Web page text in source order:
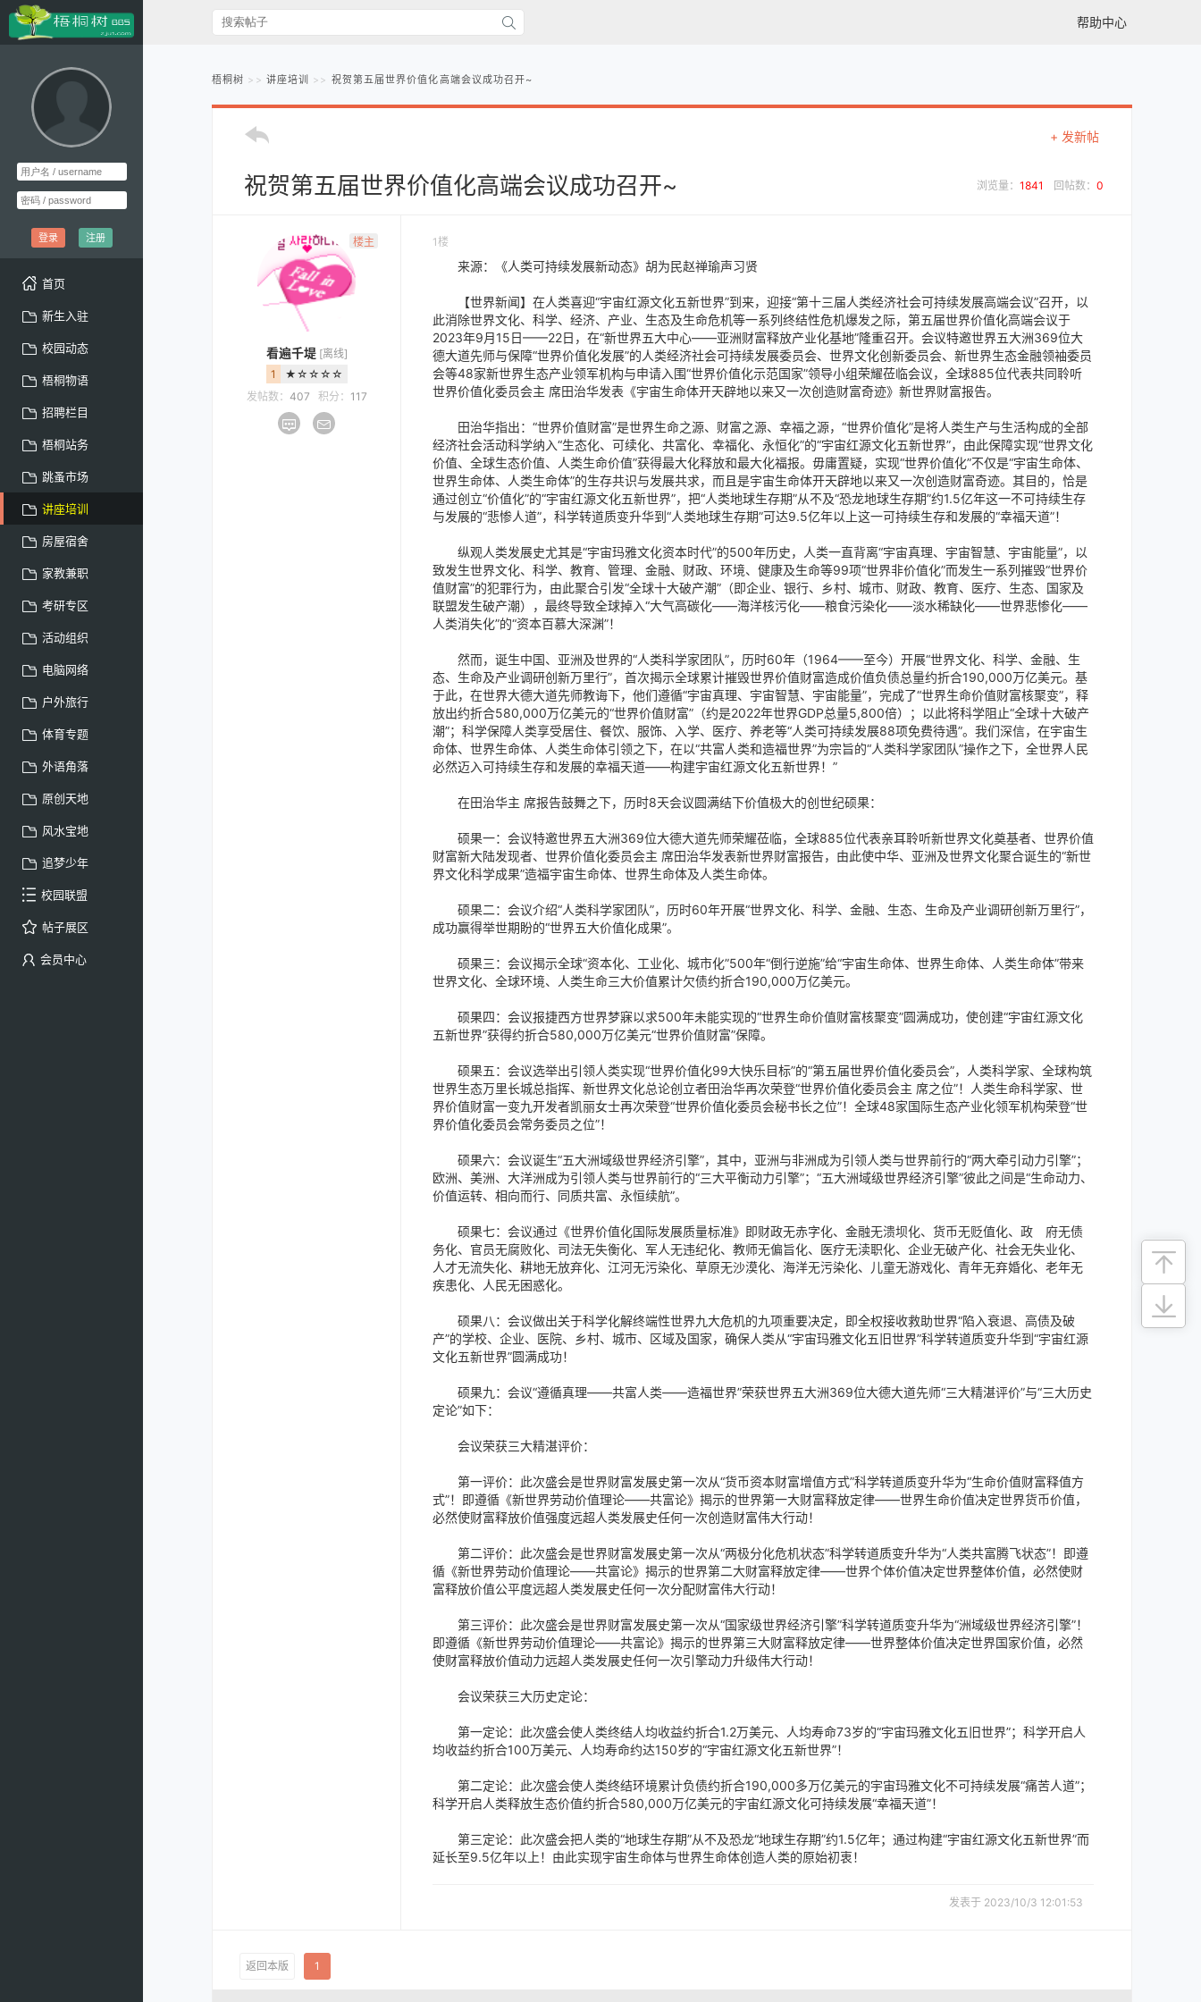
登录 注册
首页
新生入驻
校园动态
梧桐物语
招聘栏目
梧桐站务
跳蚤市场
讲座培训
房屋宿舍
家教兼职
考研专区
活动组织
电脑网络
户外旅行
体育专题
外语角落
原创天地
风水宝地
追梦少年
校园联盟
帖子展区
会员中心
帮助中心
梧桐树 讲座培训 祝贺第五届世界价值化高端会议成功召开~
+ 发新帖
祝贺第五届世界价值化高端会议成功召开~ 浏览量： 1841 回帖数： 0
楼主
看遍千堤 [离线]
1
★☆☆☆☆
发帖数： 407 积分： 117
1楼
来源：《人类可持续发展新动态》胡为民赵禅瑜声习贤
【世界新闻】在人类喜迎“宇宙红源文化五新世界”到来，迎接“第十三届人类经济社会可持续发展高端会议”召开，以
此消除世界文化、科学、经济、产业、生态及生命危机等一系列终结性危机爆发之际，第五届世界价值化高端会议于
2023年9月15日——22日，在“新世界五大中心——亚洲财富释放产业化基地”隆重召开。会议特邀世界五大洲369位大
德大道先师与保障“世界价值化发展”的人类经济社会可持续发展委员会、世界文化创新委员会、新世界生态金融领袖委员
会等48家新世界生态产业领军机构与申请入围“世界价值化示范国家”领导小组荣耀莅临会议，全球885位代表共同聆听
世界价值化委员会主 席田治华发表《宇宙生命体开天辟地以来又一次创造财富奇迹》新世界财富报告。
田治华指出：“世界价值财富”是世界生命之源、财富之源、幸福之源，“世界价值化”是将人类生产与生活构成的全部
经济社会活动科学纳入“生态化、可续化、共富化、幸福化、永恒化”的“宇宙红源文化五新世界”，由此保障实现“世界文化
价值、全球生态价值、人类生命价值”获得最大化释放和最大化福报。毋庸置疑，实现“世界价值化”不仅是“宇宙生命体、
世界生命体、人类生命体”的生存共识与发展共求，而且是宇宙生命体开天辟地以来又一次创造财富奇迹。其目的，恰是
通过创立“价值化”的“宇宙红源文化五新世界”，把“人类地球生存期”从不及“恐龙地球生存期”约1.5亿年这一不可持续生存
与发展的“悲惨人道”，科学转道质变升华到“人类地球生存期”可达9.5亿年以上这一可持续生存和发展的“幸福天道”！
纵观人类发展史尤其是“宇宙玛雅文化资本时代”的500年历史，人类一直背离“宇宙真理、宇宙智慧、宇宙能量”，以
致发生世界文化、科学、教育、管理、金融、财政、环境、健康及生命等99项“世界非价值化”而发生一系列摧毁“世界价
值财富”的犯罪行为，由此聚合引发“全球十大破产潮”（即企业、银行、乡村、城市、财政、教育、医疗、生态、国家及
联盟发生破产潮），最终导致全球掉入“大气高碳化——海洋核污化——粮食污染化——淡水稀缺化——世界悲惨化——
人类消失化”的“资本百慕大深渊”！
然而，诞生中国、亚洲及世界的“人类科学家团队”，历时60年（1964——至今）开展“世界文化、科学、金融、生
态、生命及产业调研创新万里行”，首次揭示全球累计摧毁世界价值财富造成价值负债总量约折合190,000万亿美元。基
于此，在世界大德大道先师教诲下，他们遵循“宇宙真理、宇宙智慧、宇宙能量”，完成了“世界生命价值财富核聚变”，释
放出约折合580,000万亿美元的“世界价值财富”（约是2022年世界GDP总量5,800倍）；以此将科学阻止“全球十大破产
潮”；科学保障人类享受居住、餐饮、服饰、入学、医疗、养老等“人类可持续发展88项免费待遇”。我们深信，在宇宙生
命体、世界生命体、人类生命体引领之下，在以“共富人类和造福世界”为宗旨的“人类科学家团队”操作之下，全世界人民
必然迈入可持续生存和发展的幸福天道——构建宇宙红源文化五新世界！”
在田治华主 席报告鼓舞之下，历时8天会议圆满结下价值极大的创世纪硕果：
硕果一：会议特邀世界五大洲369位大德大道先师荣耀莅临，全球885位代表亲耳聆听新世界文化奠基者、世界价值
财富新大陆发现者、世界价值化委员会主 席田治华发表新世界财富报告，由此使中华、亚洲及世界文化聚合诞生的“新世
界文化科学成果”造福宇宙生命体、世界生命体及人类生命体。
硕果二：会议介绍“人类科学家团队”，历时60年开展“世界文化、科学、金融、生态、生命及产业调研创新万里行”，
成功赢得举世期盼的“世界五大价值化成果”。
硕果三：会议揭示全球“资本化、工业化、城市化”500年“倒行逆施”给“宇宙生命体、世界生命体、人类生命体”带来
世界文化、全球环境、人类生命三大价值累计欠债约折合190,000万亿美元。
硕果四：会议报捷西方世界梦寐以求500年未能实现的“世界生命价值财富核聚变”圆满成功，使创建“宇宙红源文化
五新世界”获得约折合580,000万亿美元“世界价值财富”保障。
硕果五：会议选举出引领人类实现“世界价值化99大快乐目标”的“第五届世界价值化委员会”，人类科学家、全球构筑
世界生态万里长城总指挥、新世界文化总论创立者田治华再次荣登“世界价值化委员会主 席之位”！人类生命科学家、世
界价值财富一变九开发者凯丽女士再次荣登“世界价值化委员会秘书长之位”！全球48家国际生态产业化领军机构荣登“世
界价值化委员会常务委员之位”！
硕果六：会议诞生“五大洲域级世界经济引擎”，其中，亚洲与非洲成为引领人类与世界前行的“两大牵引动力引擎”；
欧洲、美洲、大洋洲成为引领人类与世界前行的“三大平衡动力引擎”；“五大洲域级世界经济引擎”彼此之间是“生命动力、
价值运转、相向而行、同质共富、永恒续航”。
硕果七：会议通过《世界价值化国际发展质量标准》即财政无赤字化、金融无溃坝化、货币无贬值化、政 府无债
务化、官员无腐败化、司法无失衡化、军人无违纪化、教师无偏旨化、医疗无渎职化、企业无破产化、社会无失业化、
人才无流失化、耕地无放弃化、江河无污染化、草原无沙漠化、海洋无污染化、儿童无游戏化、青年无弃婚化、老年无
疾患化、人民无困惑化。
硕果八：会议做出关于科学化解终端性世界九大危机的九项重要决定，即全权接收救助世界“陷入衰退、高债及破
产”的学校、企业、医院、乡村、城市、区域及国家，确保人类从“宇宙玛雅文化五旧世界”科学转道质变升华到“宇宙红源
文化五新世界”圆满成功！
硕果九：会议“遵循真理——共富人类——造福世界”荣获世界五大洲369位大德大道先师“三大精湛评价”与“三大历史
定论”如下：
会议荣获三大精湛评价：
第一评价：此次盛会是世界财富发展史第一次从“货币资本财富增值方式”科学转道质变升华为“生命价值财富释值方
式”！即遵循《新世界劳动价值理论——共富论》揭示的世界第一大财富释放定律——世界生命价值决定世界货币价值，
必然使财富释放价值强度远超人类发展史任何一次创造财富伟大行动！
第二评价：此次盛会是世界财富发展史第一次从“两极分化危机状态”科学转道质变升华为“人类共富腾飞状态”！即遵
循《新世界劳动价值理论——共富论》揭示的世界第二大财富释放定律——世界个体价值决定世界整体价值，必然使财
富释放价值公平度远超人类发展史任何一次分配财富伟大行动！
第三评价：此次盛会是世界财富发展史第一次从“国家级世界经济引擎”科学转道质变升华为“洲域级世界经济引擎”！
即遵循《新世界劳动价值理论——共富论》揭示的世界第三大财富释放定律——世界整体价值决定世界国家价值，必然
使财富释放价值动力远超人类发展史任何一次引擎动力升级伟大行动！
会议荣获三大历史定论：
第一定论：此次盛会使人类终结人均收益约折合1.2万美元、人均寿命73岁的“宇宙玛雅文化五旧世界”；科学开启人
均收益约折合100万美元、人均寿命约达150岁的“宇宙红源文化五新世界”！
第二定论：此次盛会使人类终结环境累计负债约折合190,000多万亿美元的宇宙玛雅文化不可持续发展“痛苦人道”；
科学开启人类释放生态价值约折合580,000万亿美元的宇宙红源文化可持续发展“幸福天道”！
第三定论：此次盛会把人类的“地球生存期”从不及恐龙“地球生存期”约1.5亿年；通过构建“宇宙红源文化五新世界”而
延长至9.5亿年以上！由此实现宇宙生命体与世界生命体创造人类的原始初衷！
发表于 2023/10/3 12:01:53
返回本版 1